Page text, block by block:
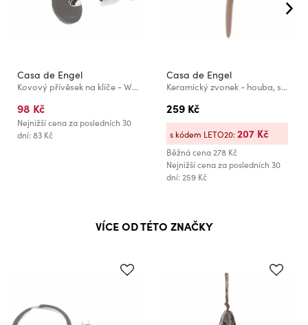
Casa de Engel
Kovový přívěsek na klíče - WC, 12/1200
98 Kč
Nejnižší cena za posledních 30
dní: 83 Kč
Casa de Engel
Keramický zvonek - houba, světle hnědá, 6/48
259 Kč
Běžná cena278 Kč
Nejnižší cena za posledních 30
dní: 259 Kč
s kódem LETO20:207 Kč
VÍCE OD TÉTO ZNAČKY